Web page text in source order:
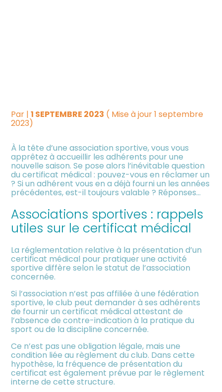
Développer votre entreprise
Construire votre patrimoine
Être prêt pour la facturation
électronique
Investir dans la location
meublée
Par |1 SEPTEMBRE 2023 ( Mise à jour 1 septembre
2023)
À la tête d’une association sportive, vous vous
apprêtez à accueillir les adhérents pour une
nouvelle saison. Se pose alors l’inévitable question
du certificat médical : pouvez-vous en réclamer un
? Si un adhérent vous en a déjà fourni un les années
précédentes, est-il toujours valable ? Réponses…
Associations sportives : rappels
utiles sur le certificat médical
La réglementation relative à la présentation d’un
certificat médical pour pratiquer une activité
sportive diffère selon le statut de l’association
concernée.
Si l’association n’est pas affiliée à une fédération
sportive, le club peut demander à ses adhérents
de fournir un certificat médical attestant de
l’absence de contre-indication à la pratique du
sport ou de la discipline concernée.
Ce n’est pas une obligation légale, mais une
condition liée au règlement du club. Dans cette
hypothèse, la fréquence de présentation du
certificat est également prévue par le règlement
interne de cette structure.